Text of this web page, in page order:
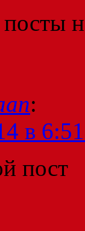
:
в
пост